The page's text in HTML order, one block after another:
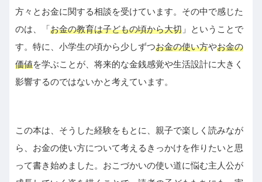
方々とお金に関する相談を受けています。その中で感じた
のは、「お金の教育は子どもの頃から大切 」ということで
す。特に、小学生の頃から少しずつお金の使い方やお金の
価値を学ぶことが、将来的な金銭感覚や生活設計に大きく
影響するのではないかと考えています。
この本は、そうした経験をもとに、親子で楽しく読みなが
ら、お金の使い方について考えるきっかけを作りたいと思
って書き始めました。おこづかいの使い道に悩む主人公が